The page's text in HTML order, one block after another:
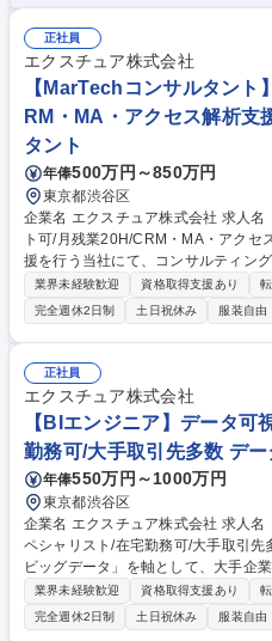
正社員
エクスチュア株式会社
【MarTechコンサルタント
RM・MA・アクセス解析支
タント
年俸500万円～850万円
東京都渋谷区
企業名 エクスチュア株式会社 求人名 【MarTechコンサルタント】リモー
ト可/月残業20H/CRM・MA・アクセス解析支援 仕事の
援を行う当社にて、コンサルティン
への課題整理や要件定義の補助、
基づく改善提案をお任せします。 【業務詳細】■クライアントへのヒアリ
ング・課題整理・要件定義
の導入・設計・活用支援■データ分
収集・計測設計・タグ設計・データ
当します）■ダッシュボード設計・レ
用支援■プロジェクトマネジメント 募集職種 【MarTechコンサルタント】
リモート可/月残業20H/CRM・MA・
業界未経験歓迎 資格取得支援あり
完全週休2日制
土日祝休み 服装自由
正社員
エクスチュア株式会社
【BIエンジニア】データ可
勤務可/大手取引先多数 デ
年俸550万円～1000万円
東京都渋谷区
企業名 エクスチュア株式会社 求人名 【BIエンジニア】データ可視化のス
ペシャリスト/在宅勤務可/大手取引先多数 仕事の内容 「マーケテ
ビッグデータ」を軸として、大手企
社にて、BIエンジニアをお任せしま
す！ 【業務詳細】■BIツールのダッシュボード設計及びデータの可視化■
上記を行うための環境構築、ETL設
業界未経験歓迎 資格取得支援あり
完全週休2日制
土日祝休み 服装自由